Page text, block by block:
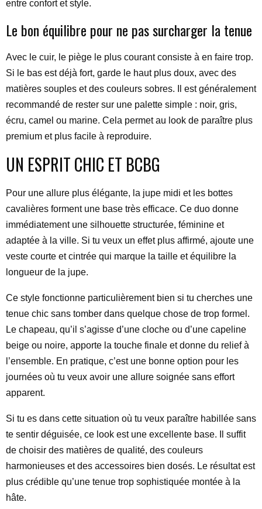
entre confort et style.
Le bon équilibre pour ne pas surcharger la tenue
Avec le cuir, le piège le plus courant consiste à en faire trop.
Si le bas est déjà fort, garde le haut plus doux, avec des
matières souples et des couleurs sobres. Il est généralement
recommandé de rester sur une palette simple : noir, gris,
écru, camel ou marine. Cela permet au look de paraître plus
premium et plus facile à reproduire.
UN ESPRIT CHIC ET BCBG
Pour une allure plus élégante, la jupe midi et les bottes
cavalières forment une base très efficace. Ce duo donne
immédiatement une silhouette structurée, féminine et
adaptée à la ville. Si tu veux un effet plus affirmé, ajoute une
veste courte et cintrée qui marque la taille et équilibre la
longueur de la jupe.
Ce style fonctionne particulièrement bien si tu cherches une
tenue chic sans tomber dans quelque chose de trop formel.
Le chapeau, qu’il s’agisse d’une cloche ou d’une capeline
beige ou noire, apporte la touche finale et donne du relief à
l’ensemble. En pratique, c’est une bonne option pour les
journées où tu veux avoir une allure soignée sans effort
apparent.
Si tu es dans cette situation où tu veux paraître habillée sans
te sentir déguisée, ce look est une excellente base. Il suffit
de choisir des matières de qualité, des couleurs
harmonieuses et des accessoires bien dosés. Le résultat est
plus crédible qu’une tenue trop sophistiquée montée à la
hâte.